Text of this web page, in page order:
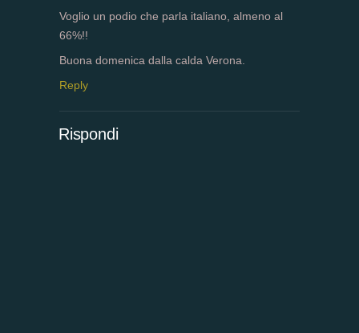
Voglio un podio che parla italiano, almeno al
66%!!
Buona domenica dalla calda Verona.
Reply
Rispondi